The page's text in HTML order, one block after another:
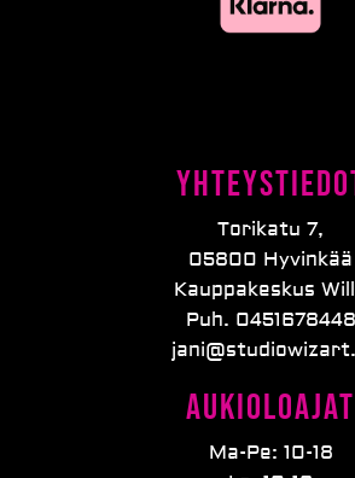
Torikatu 7,
05800 Hyvinkää
Kauppakeskus
Puh. 0451678448
Aukioloajat
Ma-Pe: 10-18